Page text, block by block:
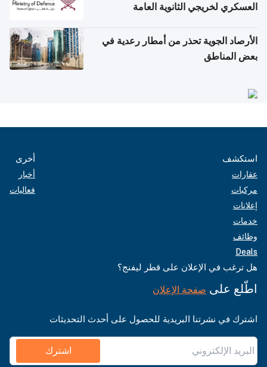
العسكري لخريجي الثانوية العامة
الأرصاد الجوية تحذر من أمطار رعدية في
بعض المناطق
استكشف
عقارات
مركبات
إعلانات
خدمات
وظائف
Deals
أخرى
أخبار
فعاليات
هل ترغب في الإعلان على قطر ليفنج؟
اطّلع على صفحة الإعلان
اشترك في نشرتنا البريدية للحصول على أحدث التحديثات
اشترك